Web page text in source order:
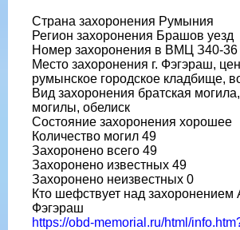
Страна захоронения Румыния
Регион захоронения Брашов уезд
Номер захоронения в ВМЦ З40-36
Место захоронения г. Фэгэраш,
румынское городское кладбище,
Вид захоронения братская
могилы, обелиск
Состояние захоронения хорошее
Количество могил 49
Захоронено всего 49
Захоронено известных 49
Захоронено неизвестных 0
Кто шефствует над захоронением
Фэгэраш
https://obd-memorial.ru/html/